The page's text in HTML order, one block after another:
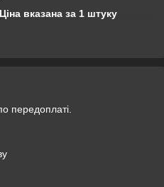
Ціна вказана за 1 штуку
передоплаті.